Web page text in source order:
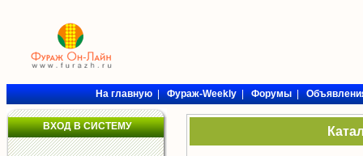
На главную|Фураж-Weekly|Форумы|
ВХОД В СИСТЕМУ